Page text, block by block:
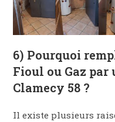
6) Pourquoi
Fioul ou Gaz par
Clamecy 58 ?
Il existe plusieurs